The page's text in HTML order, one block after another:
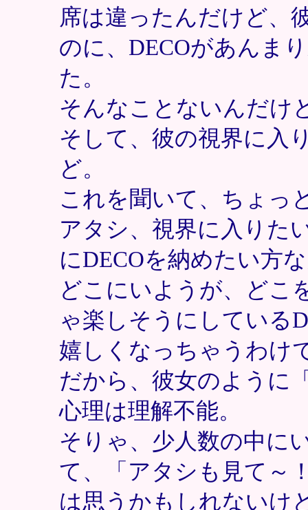
席は違ったんだけど、
のに、DECOがあんま
た。
そんなことないんだけ
そして、彼の視界に入
ど。
これを聞いて、ちょっ
アタシ、視界に入りた
にDECOを納めたい方
どこにいようが、どこ
ゃ楽しそうにしている
嬉しくなっちゃうわけ
だから、彼女のように
心理は理解不能。
そりゃ、少人数の中に
て、「アタシも見て～
は思うかもしれないけ